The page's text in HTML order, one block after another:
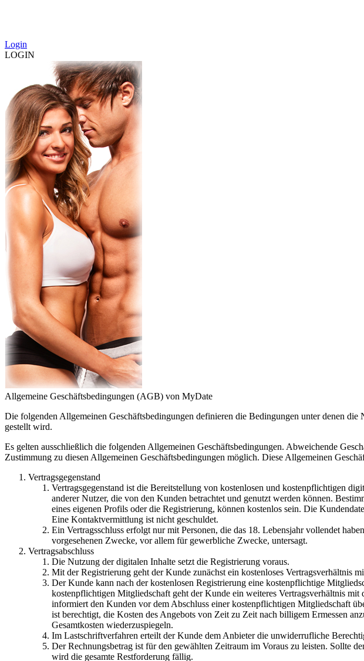
Login
LOGIN
Allgemeine Geschäftsbedingungen (AGB) von MyDate
Die folgenden Allgemeinen Geschäftsbedingungen definieren die Bedingungen unter denen
gestellt wird.
Es gelten ausschließlich die folgenden Allgemeinen Geschäftsbedingungen. Abweichende
Zustimmung zu diesen Allgemeinen Geschäftsbedingungen möglich. Diese Allgemeinen
Vertragsgegenstand
Vertragsgegenstand ist die Bereitstellung von kostenlosen und kostenpflichtigen
anderer Nutzer, die von den Kunden betrachtet und genutzt werden können.
eines eigenen Profils oder die Registrierung, können kostenlos sein. Die
Eine Kontaktvermittlung ist nicht geschuldet.
Ein Vertragsschluss erfolgt nur mit Personen, die das 18. Lebensjahr vollendet
vorgesehenen Zwecke, vor allem für gewerbliche Zwecke, untersagt.
Vertragsabschluss
Die Nutzung der digitalen Inhalte setzt die Registrierung voraus.
Mit der Registrierung geht der Kunde zunächst ein kostenloses Vertragsverhältnis
Der Kunde kann nach der kostenlosen Registrierung eine kostenpflichtige
kostenpflichtigen Mitgliedschaft geht der Kunde ein weiteres Vertragsverhältnis
informiert den Kunden vor dem Abschluss einer kostenpflichtigen Mitgliedschaft
ist berechtigt, die Kosten des Angebots von Zeit zu Zeit nach billigem Ermessen
Gesamtkosten wiederzuspiegeln.
Im Lastschriftverfahren erteilt der Kunde dem Anbieter die unwiderrufliche
Der Rechnungsbetrag ist für den gewählten Zeitraum im Voraus zu leisten. Sollte
wird die gesamte Restforderung fällig.